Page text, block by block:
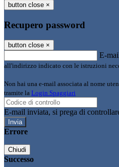
button close ×
Recupero password
button close ×
E-
all'indirizzo indicato con le istruzioni
Non hai una e-mail associata al nome
tramite la Login Spaggiari
E-mail inviata, si prega di
Errore
Chiudi
Successo